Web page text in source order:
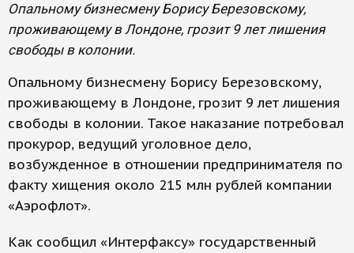
Опальному бизнесмену Борису Березовскому,
проживающему в Лондоне, грозит 9 лет лишения
свободы в колонии.
Опальному бизнесмену Борису Березовскому,
проживающему в Лондоне, грозит 9 лет лишения
свободы в колонии. Такое наказание потребовал
прокурор, ведущий уголовное дело,
возбужденное в отношении предпринимателя по
факту хищения около 215 млн рублей компании
«Аэрофлот».
Как сообщил «Интерфаксу» государственный